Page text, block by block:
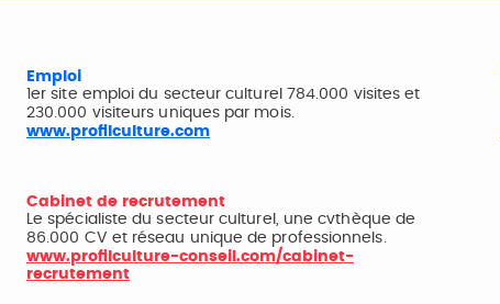
Emploi
1er site emploi du secteur culturel 784.000 visites et
230.000 visiteurs uniques par mois.
www.profilculture.com
Cabinet de recrutement
Le spécialiste du secteur culturel, une cvthèque de
86.000 CV et réseau unique de professionnels.
www.profilculture-conseil.com/cabinet-
recrutement